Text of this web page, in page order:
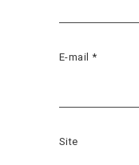
E-mail *
Site